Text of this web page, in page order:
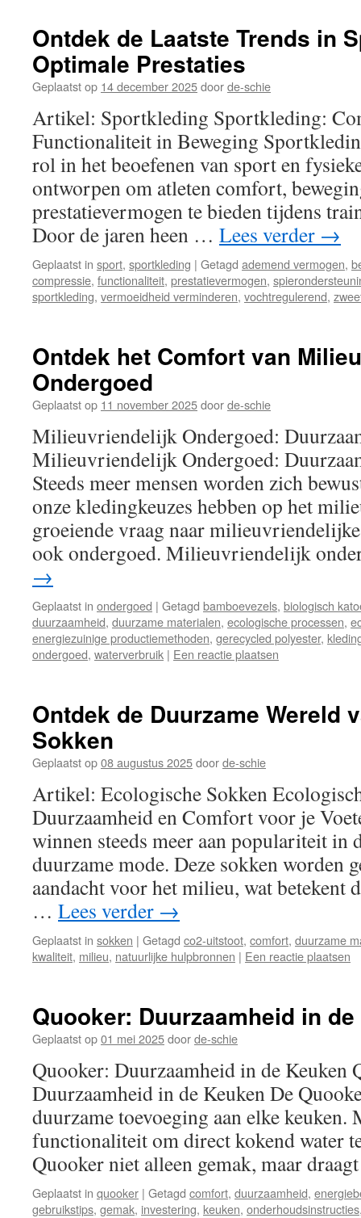
Ontdek de Laatste Trends in
Optimale Prestaties
Geplaatst op 14 december 2025doorde-schie
Artikel: Sportkleding Sportkleding:
Functionaliteit in Beweging
rol in het beoefenen van sport en
ontworpen om atleten comfort,
prestatievermogen te bieden tijdens
Door de jaren heen … Lees verder →
Geplaatst in sport, sportkleding | Getagd ademend vermogen,
compressie, functionaliteit, prestatievermogen,
sportkleding, vermoeidheid verminderen, vochtregulerend,
Ontdek het Comfort van
Ondergoed
Geplaatst op 11 november 2025doorde-schie
Milieuvriendelijk Ondergoed:
Milieuvriendelijk Ondergoed:
Steeds meer mensen worden zich
onze kledingkeuzes hebben op het
groeiende vraag naar
ook ondergoed. Milieuvriendelijk
→
Geplaatst in ondergoed | Getagd bamboevezels, biologisch
duurzaamheid, duurzame materialen, ecologische processen,
energiezuinige productiemethoden, gerecycled polyester,
ondergoed, waterverbruik | Een reactie plaatsen
Ontdek de Duurzame Wereld
Sokken
Geplaatst op08 augustus 2025doorde-schie
Artikel: Ecologische Sokken
Duurzaamheid en Comfort voor je
winnen steeds meer aan populariteit in
duurzame mode. Deze sokken worden
aandacht voor het milieu, wat betekent
… Lees verder →
Geplaatst in sokken | Getagd co2-uitstoot, comfort, duurzame
kwaliteit, milieu, natuurlijke hulpbronnen | Een reactie plaatsen
Quooker: Duurzaamheid in
Geplaatst op01 mei 2025doorde-schie
Quooker: Duurzaamheid in de Keuken
Duurzaamheid in de Keuken De
duurzame toevoeging aan elke keuken.
functionaliteit om direct kokend water
Quooker niet alleen gemak, maar
Geplaatst in quooker | Getagd comfort, duurzaamheid,
gebruikstips, gemak, investering, keuken, onderhoudsinstructies